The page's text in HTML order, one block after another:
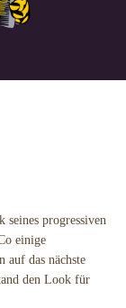
progressiven
einige
auf das nächste
den Look für